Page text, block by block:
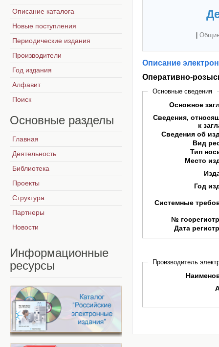
Описание
Оперативно-
Основные сведения
Основное
Сведения,
к
Сведения об
Вид
Тип
Место
Год
Системные
№
Дата
Производитель
Описание каталога
Новые поступления
Периодические издания
Производители
Год издания
Алфавит
Поиск
Основные разделы
Главная
Деятельность
Библиотека
Проекты
Структура
Партнеры
Новости
Информационные
ресурсы